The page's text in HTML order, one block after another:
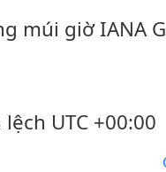
múi giờ IANA
UTC +00:00